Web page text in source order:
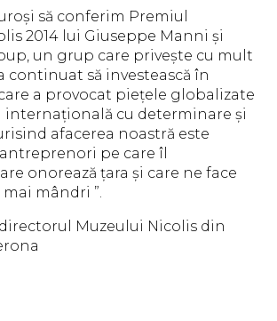
să conferim Premiul
2014 lui Giuseppe Manni și
un grup care privește cu mult
continuat să investească în
a provocat piețele globalizate
internațională cu determinare și
afacerea noastră este
pe care îl
onorează țara și care ne face
mândri ”.
Muzeului Nicolis din